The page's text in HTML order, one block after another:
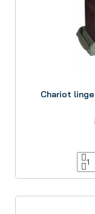
Chariot